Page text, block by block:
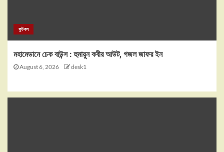
ফুটবল
মহামেডানে চেক বাউন্স : হুমায়ুন কবীর আউট, গজল জাফর ইন
August 6, 2026 desk1